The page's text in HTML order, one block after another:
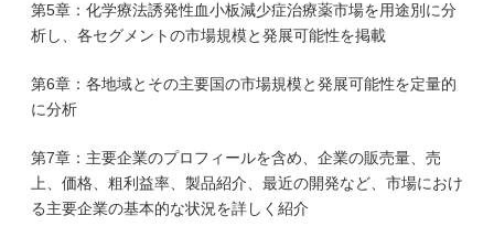
第5章：化学療法誘発性血小板減少症治療薬市場を用途別に分
析し、各セグメントの市場規模と発展可能性を掲載
第6章：各地域とその主要国の市場規模と発展可能性を定量的
に分析
第7章：主要企業のプロフィールを含め、企業の販売量、売
上、価格、粗利益率、製品紹介、最近の開発など、市場におけ
る主要企業の基本的な状況を詳しく紹介